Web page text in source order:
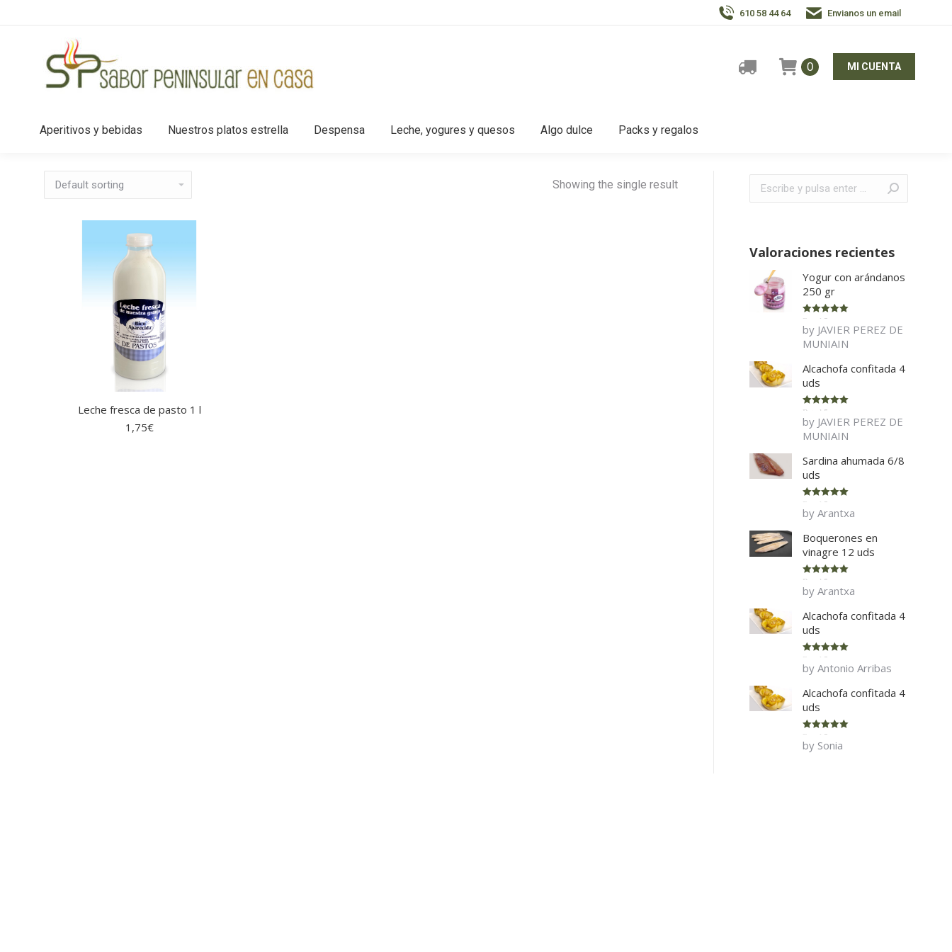
610 58 44 64 Envianos un email
0 MI CUENTA
Aperitivos y bebidas Nuestros platos estrella Despensa Leche, yogures y quesos Algo dulce Packs y regalos
Showing the single result
Leche fresca de pasto 1 l
1,75€
Buscar:
Valoraciones recientes
Yogur con arándanos
250 gr
Rated 5
of 5
by JAVIER PEREZ DE
MUNIAIN
Alcachofa confitada 4
uds
Rated 5
of 5
by JAVIER PEREZ DE
MUNIAIN
Sardina ahumada 6/8
uds
Rated 5
of 5
by Arantxa
Boquerones en
vinagre 12 uds
Rated 5
of 5
by Arantxa
Alcachofa confitada 4
uds
Rated 5
of 5
by Antonio Arribas
Alcachofa confitada 4
uds
Rated 5
of 5
by Sonia